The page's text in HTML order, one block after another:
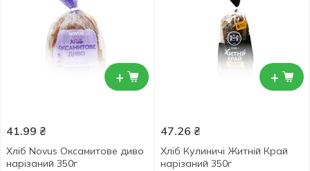
+
41.99 ₴
Хліб Novus Оксамитове диво
нарізаний 350г
+
47.26 ₴
Хліб Кулиничі Житній Край
нарізаний 350г